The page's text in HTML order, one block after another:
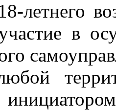
летнего
в